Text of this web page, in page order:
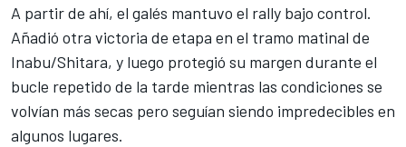
A partir de ahí, el galés mantuvo el rally bajo control.
Añadió otra victoria de etapa en el tramo matinal de
Inabu/Shitara, y luego protegió su margen durante el
bucle repetido de la tarde mientras las condiciones se
volvían más secas pero seguían siendo impredecibles en
algunos lugares.